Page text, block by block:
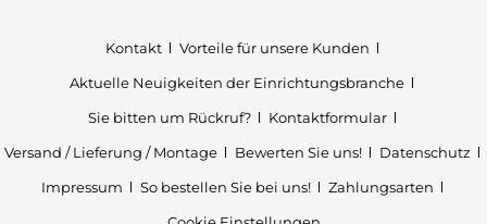
Kontakt
Vorteile für unsere Kunden
Aktuelle Neuigkeiten der Einrichtungsbranche
Sie bitten um Rückruf?
Kontaktformular
Versand / Lieferung / Montage
Bewerten Sie uns!
Datenschutz
Impressum
So bestellen Sie bei uns!
Zahlungsarten